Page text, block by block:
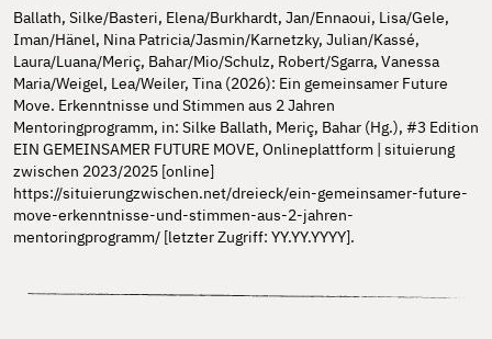
Ballath, Silke/Basteri, Elena/Burkhardt, Jan/Ennaoui, Lisa/Gele,
Iman/Hänel, Nina Patricia/Jasmin/Karnetzky, Julian/Kassé,
Laura/Luana/Meriç, Bahar/Mio/Schulz, Robert/Sgarra, Vanessa
Maria/Weigel, Lea/Weiler, Tina (2026): Ein gemeinsamer Future
Move. Erkenntnisse und Stimmen aus 2 Jahren
Mentoringprogramm, in: Silke Ballath, Meriç, Bahar (Hg.), #3 Edition
EIN GEMEINSAMER FUTURE MOVE, Onlineplattform | situierung
zwischen 2023/2025 [online]
https://situierungzwischen.net/dreieck/ein-gemeinsamer-future-
move-erkenntnisse-und-stimmen-aus-2-jahren-
mentoringprogramm/ [letzter Zugriff: YY.YY.YYYY].